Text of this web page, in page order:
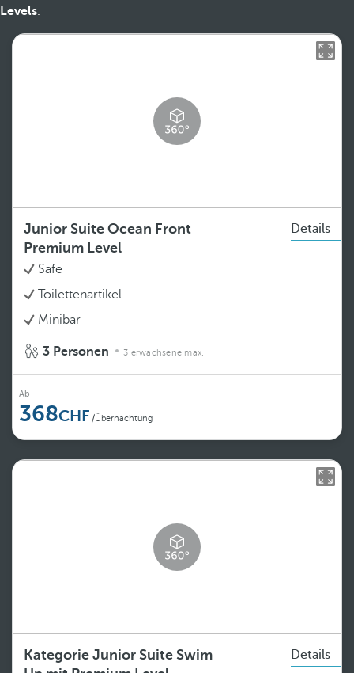
Levels
Junior Suite Ocean Front
Premium Level
Details
Safe
Toilettenartikel
Minibar
3 Personen 3 erwachsene max.
Ab
368 /Übernachtung
Kategorie Junior Suite Swim
Details